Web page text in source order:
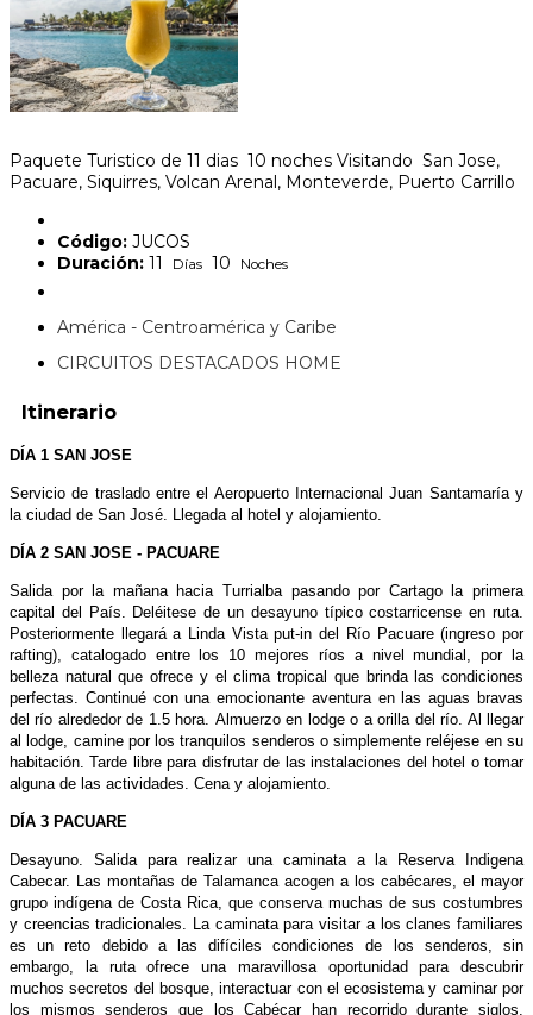
Paquete Turistico de 11 dias 10 noches Visitando San Jose,
Pacuare, Siquirres, Volcan Arenal, Monteverde, Puerto Carrillo
Código: JUCOS
Duración: 11 Días 10 Noches
América - Centroamérica y Caribe
CIRCUITOS DESTACADOS HOME
Itinerario
DÍA 1 SAN JOSE
Servicio de traslado entre el Aeropuerto Internacional Juan Santamaría y
la ciudad de San José. Llegada al hotel y alojamiento.
DÍA 2 SAN JOSE - PACUARE
Salida por la mañana hacia Turrialba pasando por Cartago la primera
capital del País. Deléitese de un desayuno típico costarricense en ruta.
Posteriormente llegará a Linda Vista put-in del Río Pacuare (ingreso por
rafting), catalogado entre los 10 mejores ríos a nivel mundial, por la
belleza natural que ofrece y el clima tropical que brinda las condiciones
perfectas. Continué con una emocionante aventura en las aguas bravas
del río alrededor de 1.5 hora. Almuerzo en lodge o a orilla del río. Al llegar
al lodge, camine por los tranquilos senderos o simplemente reléjese en su
habitación. Tarde libre para disfrutar de las instalaciones del hotel o tomar
alguna de las actividades. Cena y alojamiento.
DÍA 3 PACUARE
Desayuno. Salida para realizar una caminata a la Reserva Indigena
Cabecar. Las montañas de Talamanca acogen a los cabécares, el mayor
grupo indígena de Costa Rica, que conserva muchas de sus costumbres
y creencias tradicionales. La caminata para visitar a los clanes familiares
es un reto debido a las difíciles condiciones de los senderos, sin
embargo, la ruta ofrece una maravillosa oportunidad para descubrir
muchos secretos del bosque, interactuar con el ecosistema y caminar por
los mismos senderos que los Cabécar han recorrido durante siglos.